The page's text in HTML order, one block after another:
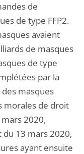
de
de type FFP2.
avaient
de masques
de type
par la
masques
morales de droit
2020,
13 mars 2020,
ayant ensuite